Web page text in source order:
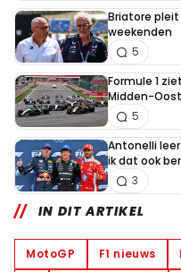
Briatore pleit
weekenden
5
Formule 1
Midden-
5
Antonelli
ik dat ook
3
IN DIT ARTIKEL
MotoGP F1 nieuws